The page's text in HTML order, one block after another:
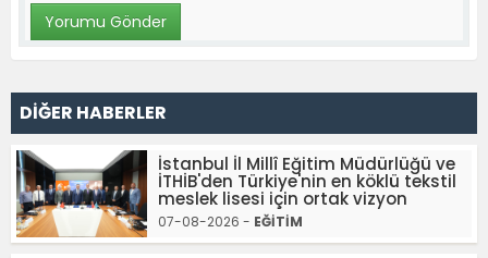
DİĞER HABERLER
İstanbul İl Millî Eğitim Müdürlüğü ve
İTHİB'den Türkiye'nin en köklü tekstil
meslek lisesi için ortak vizyon
07-08-2026 - EĞİTİM